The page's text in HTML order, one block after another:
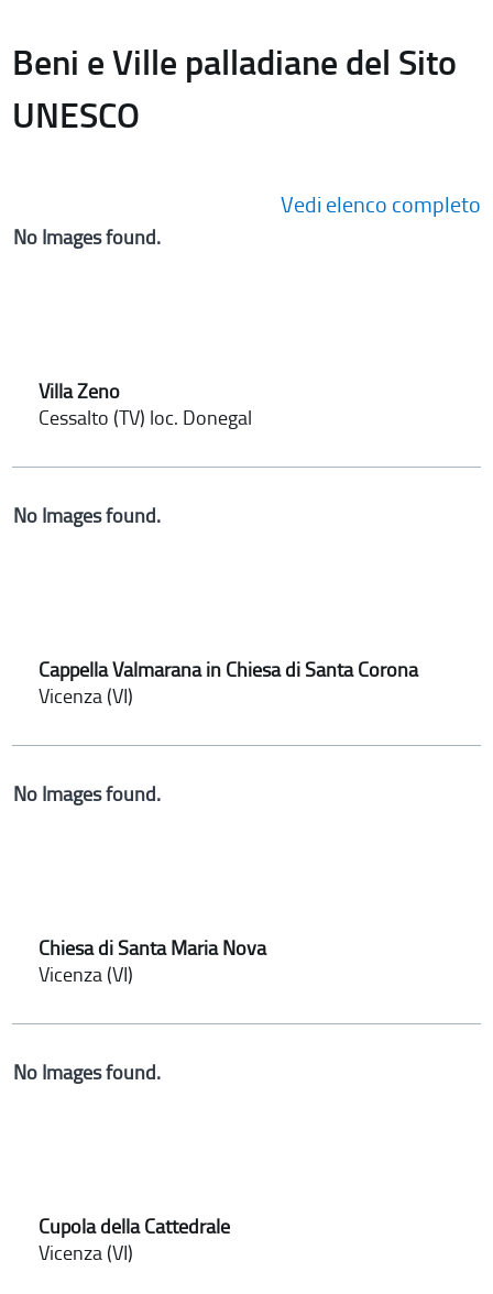
Beni e Ville palladiane del Sito
UNESCO
Vedi elenco completo
No Images found.
Villa Zeno
Cessalto (TV) loc. Donegal
No Images found.
Cappella Valmarana in Chiesa di Santa Corona
Vicenza (VI)
No Images found.
Chiesa di Santa Maria Nova
Vicenza (VI)
No Images found.
Cupola della Cattedrale
Vicenza (VI)